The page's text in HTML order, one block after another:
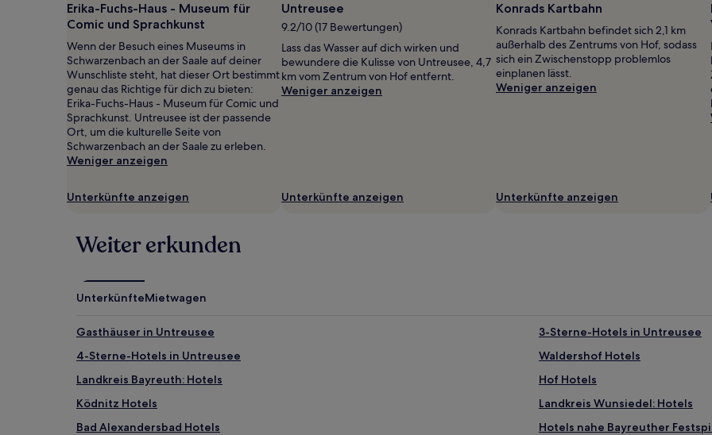
Erika-Fuchs-Haus - Museum für
Comic und Sprachkunst
Wenn der Besuch eines Museums in
Schwarzenbach an der Saale auf deiner
Wunschliste steht, hat dieser Ort bestimmt
genau das Richtige für dich zu bieten:
Erika-Fuchs-Haus - Museum für Comic und
Sprachkunst. Untreusee ist der passende
Ort, um die kulturelle Seite von
Schwarzenbach an der Saale zu erleben.
Weniger anzeigen
Unterkünfte anzeigen
Untreusee
9.2/10 (17 Bewertungen)
Lass das Wasser auf dich wirken und
bewundere die Kulisse von Untreusee, 4,7
km vom Zentrum von Hof entfernt.
Weniger anzeigen
Unterkünfte anzeigen
Konrads Kartbahn
Konrads Kartbahn befindet sich 2,1 km
außerhalb des Zentrums von Hof, sodass
sich ein Zwischenstopp problemlos
einplanen lässt.
Weniger anzeigen
Unterkünfte anzeigen
Weiter erkunden
UnterkünfteMietwagen
Gasthäuser in Untreusee
3-Sterne-Hotels in Untreusee
4-Sterne-Hotels in Untreusee
Waldershof Hotels
Landkreis Bayreuth: Hotels
Hof Hotels
Ködnitz Hotels
Landkreis Wunsiedel: Hotels
Bad Alexandersbad Hotels
Hotels nahe Bayreuther